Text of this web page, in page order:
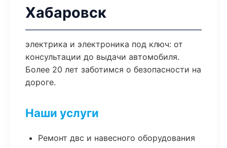
Хабаровск
электрика и электроника под ключ: от
консультации до выдачи автомобиля.
Более 20 лет заботимся о безопасности на
дороге.
Наши услуги
Ремонт двс и навесного оборудования